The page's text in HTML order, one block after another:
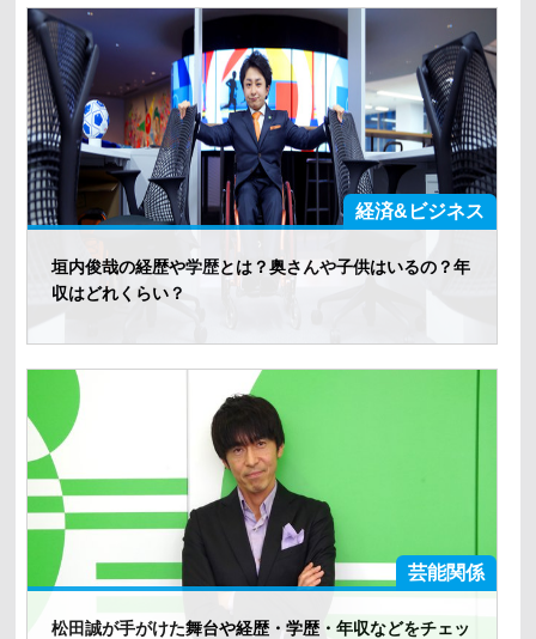
経済&ビジネス
垣内俊哉の経歴や学歴とは？奥さんや子供はいるの？年
収はどれくらい？
芸能関係
松田誠が手がけた舞台や経歴・学歴・年収などをチェッ